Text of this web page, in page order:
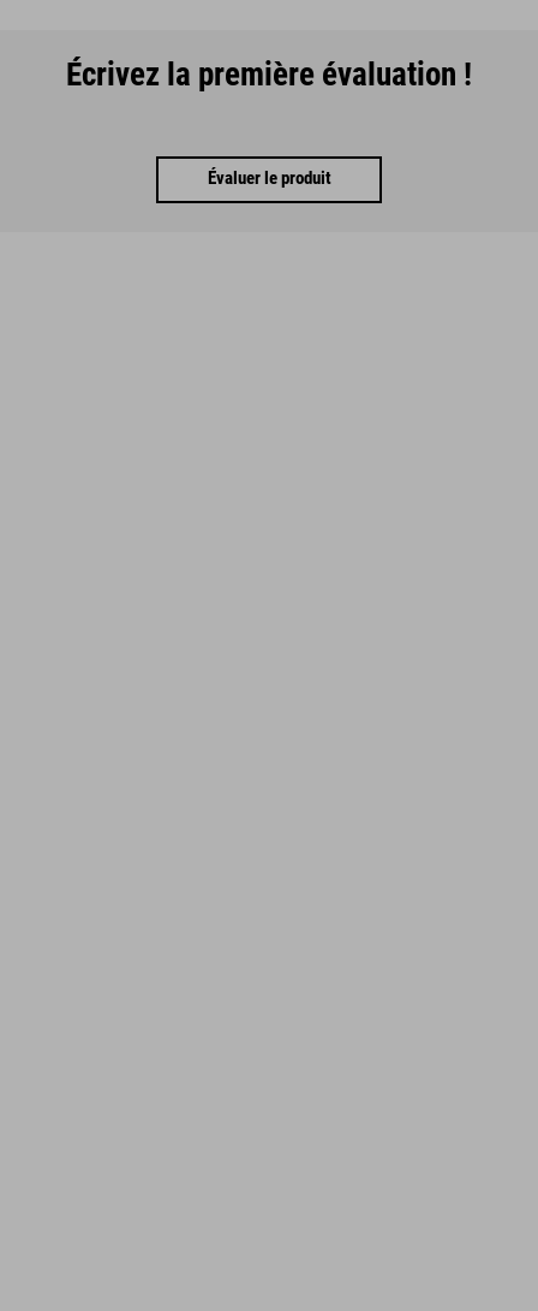
Écrivez la première évaluation !
Évaluer le produit